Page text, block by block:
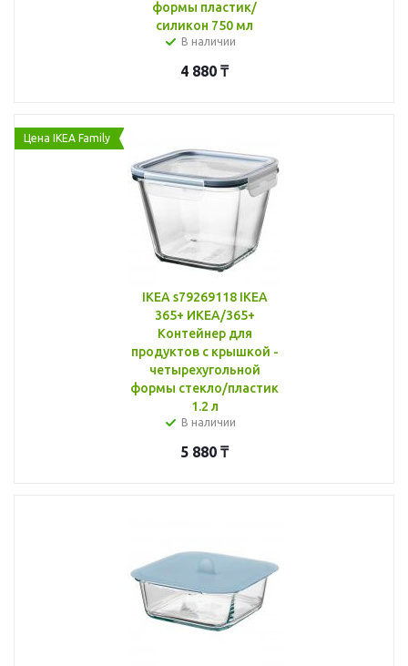
формы пластик/
силикон 750 мл
В наличии
4 880 ₸
Цена IKEA Family
IKEA s79269118 IKEA
365+ ИКЕА/365+
Контейнер для
продуктов с крышкой -
четырехугольной
формы стекло/пластик
1.2 л
В наличии
5 880 ₸